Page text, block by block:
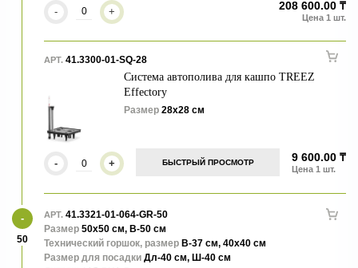
- + 208 600.00 ₸
АРТ. 41.3300-01-SQ-28
Система автополива для кашпо TREEZ
Effectory
Размер 28х28 см
БЫСТРЫЙ ПРОСМОТР
- + 9 600.00 ₸
50
АРТ. 41.3321-01-064-GR-50
Размер 50х50 см, В-50 см
Технический горшок, размер В-37 см, 40х40 см
Размер для посадки Дл-40 см, Ш-40 см